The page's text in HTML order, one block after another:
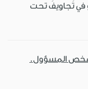
في تَجاويفَ تحت
المسؤول.